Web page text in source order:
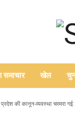
समाचार खेल
की कानून-व्यवस्था चरमरा